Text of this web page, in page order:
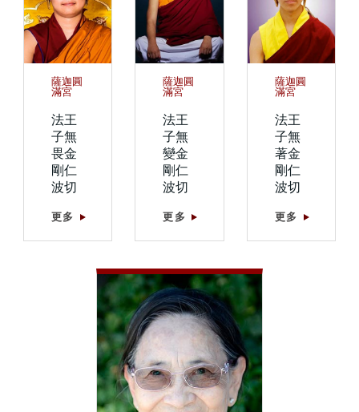
薩迦圓
滿宮
法王
子無
畏金
剛仁
波切
更多
薩迦圓
滿宮
法王
子無
變金
剛仁
波切
更多
薩迦圓
滿宮
法王
子無
著金
剛仁
波切
更多